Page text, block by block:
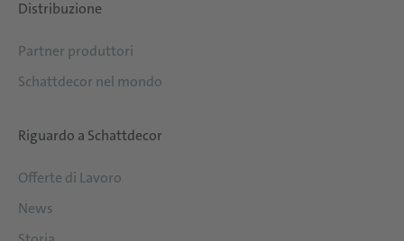
Distribuzione
Partner produttori
Schattdecor nel mondo
Riguardo a Schattdecor
Offerte di Lavoro
News